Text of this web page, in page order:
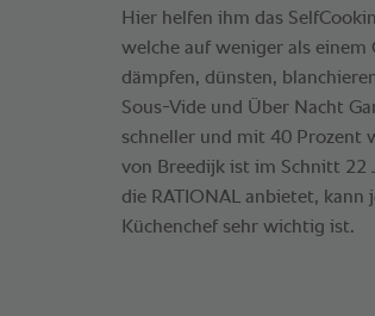
Hier helfen ihm das
welche auf weniger als
dämpfen, dünsten,
Sous-Vide und Über Nacht
schneller und mit 40 Prozent
von Breedijk ist im Schnitt 22
die RATIONAL anbietet, kann
Küchenchef sehr wichtig ist.